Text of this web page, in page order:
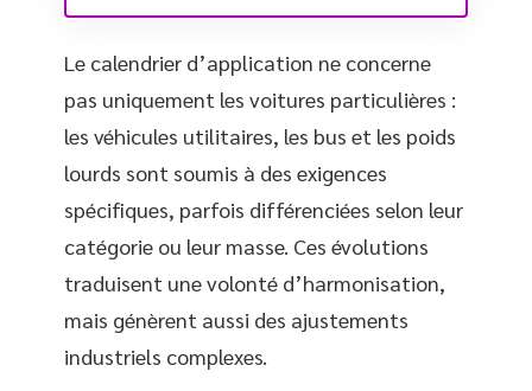
Le calendrier d’application ne concerne
pas uniquement les voitures particulières :
les véhicules utilitaires, les bus et les poids
lourds sont soumis à des exigences
spécifiques, parfois différenciées selon leur
catégorie ou leur masse. Ces évolutions
traduisent une volonté d’harmonisation,
mais génèrent aussi des ajustements
industriels complexes.